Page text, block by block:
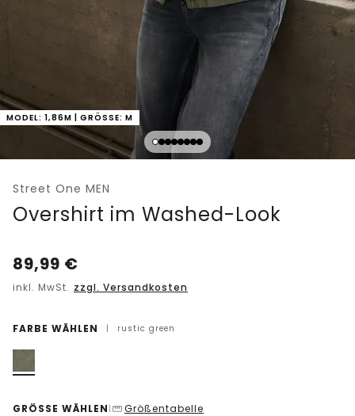
MODEL: 1,86M | GRÖSSE: M
Street One MEN
Overshirt im Washed-Look
89,99 €
inkl. MwSt. zzgl. Versandkosten
FARBE WÄHLEN | rustic green
GRÖSSE WÄHLEN | Größentabelle